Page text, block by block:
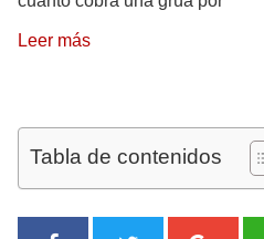
Leer más
Tabla de contenidos